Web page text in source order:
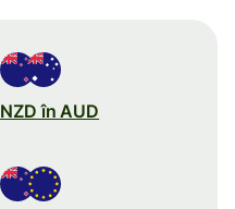
NZD în AUD